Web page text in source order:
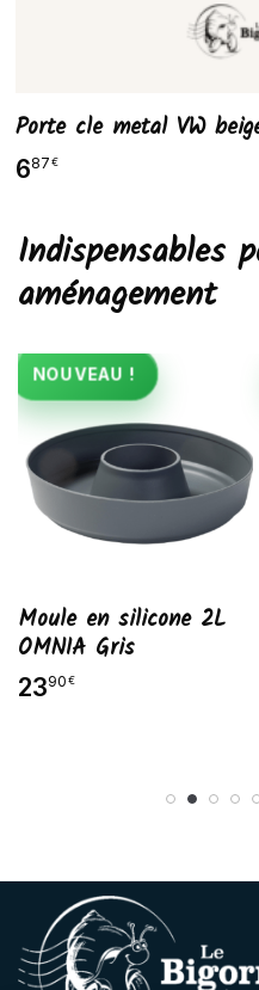
Porte cle metal VW
687€
Indispensables
aménagement
NOUVEAU !
Moule en silicone 2L
OMNIA Gris
2390€